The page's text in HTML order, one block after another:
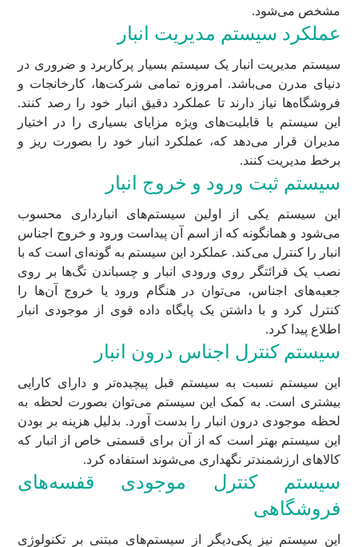
مشخص می‌شود.
عملکرد سیستم مدیریت انبار
سیستم مدیریت انبار یک سیستم بسیار پرکاربرد و ضروری در
دنیای مدرن می‌باشد. امروزه تمامی شرکت‌ها، کارخانجات و
فروشگاه‌ها نیاز دارند تا عملکرد دقیق انبار خود را رصد کنند.
این سیستم با قابلیت‌های ویژه مزایای بسیاری را در اختیار
مدیران قرار می‌دهد که، عملکرد انبار خود را بصورت ریز و
برخط مدیریت کنند.
سیستم ثبت ورود و خروج انبار
این سیستم یکی از اولین سیستم‌های انبارداری محسوب
می‌شود و همانگونه که از اسم آن پیداست ورود و خروج اجناس
انبار را کنترل می‌کند. عملکرد این سیستم به گونه‌ای است که با
نصب یک قرائتگر روی ورودی انبار و چسباندن تگ‌ها بر روی
جعبه‌های اجناس، می‌توان در هنگام ورود یا خروج آن‌ها را
کنترل کرد و با داشتن یک پایگاه داده قوی از موجودی انبار
اطلاع پیدا کرد.
سیستم کنترل اجناس درون انبار
این سیستم نسبت به سیستم قبل پیچیده‌تر و دارای کارایی
بیشتری است. به کمک این سیستم می‌توان بصورت لحظه به
لحظه موجودی درون انبار را بدست آورد. بدلیل هزینه بر بودن
این سیستم بهتر است که از آن برای قسمتی خاص از انبار که
کالاهای ارزشمندتر نگهداری می‌شوند استفاده کرد.
سیستم کنترل موجودی قفسه‌های
فروشگاهی
این سیستم نیز یکی‌دیگر از سیستم‌های مبتنی بر تکنولوژی